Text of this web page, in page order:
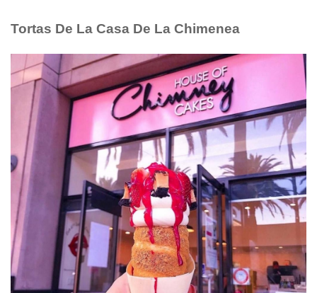
Tortas De La Casa De La Chimenea